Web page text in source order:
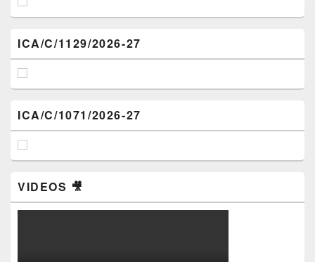
ICA/C/1129/2026-27
ICA/C/1071/2026-27
VIDEOS 🎥